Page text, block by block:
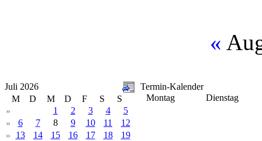
«
Juli 2026
M
D M D F S
S
»
1 2 3 4
5
»
6 7 8 9 10 11
12
»
13 14 15 16 17 18
19
Termin-Kalender
Montag
Dienstag